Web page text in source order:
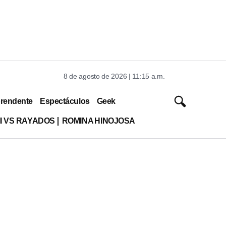
8 de agosto de 2026 | 11:15 a.m.
Espectáculos Geek
VS RAYADOS ROMINA HINOJOSA